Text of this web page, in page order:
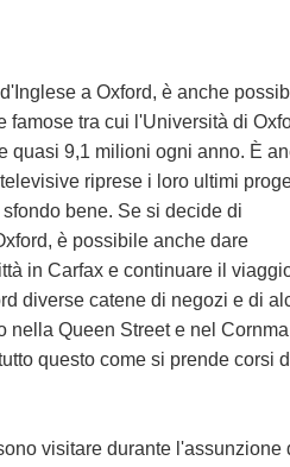
a Oxford, è anche
famose tra cui l'Università di
quasi 9,1 milioni ogni anno. È
riprese i loro ultimi
bene. Se si decide di
è possibile anche dare
in Carfax e continuare il
diverse catene di negozi e di
nella Queen Street e nel
questo come si prende corsi
visitare durante l'assunzione